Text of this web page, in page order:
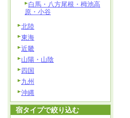
白馬・八方尾根・栂池高
原・小谷
北陸
東海
近畿
山陽・山陰
四国
九州
沖縄
宿タイプで絞り込む